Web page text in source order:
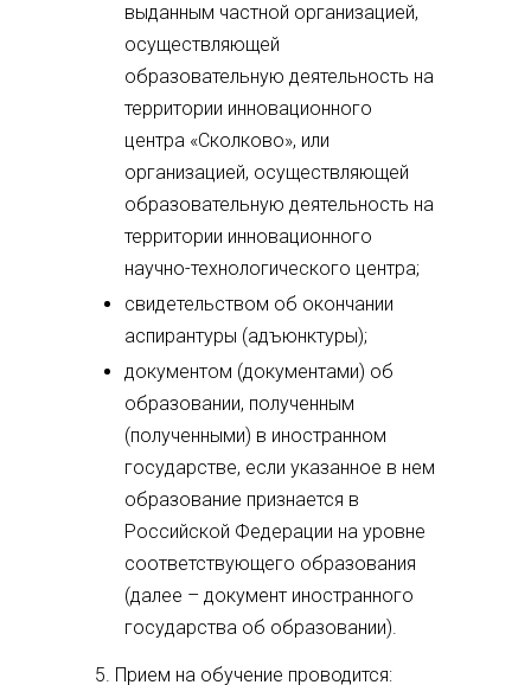
выданным частной организацией,
осуществляющей
образовательную деятельность на
территории инновационного
центра «Сколково», или
организацией, осуществляющей
образовательную деятельность на
территории инновационного
научно-технологического центра;
свидетельством об окончании
аспирантуры (адъюнктуры);
документом (документами) об
образовании, полученным
(полученными) в иностранном
государстве, если указанное в нем
образование признается в
Российской Федерации на уровне
соответствующего образования
(далее – документ иностранного
государства об образовании).
5. Прием на обучение проводится: